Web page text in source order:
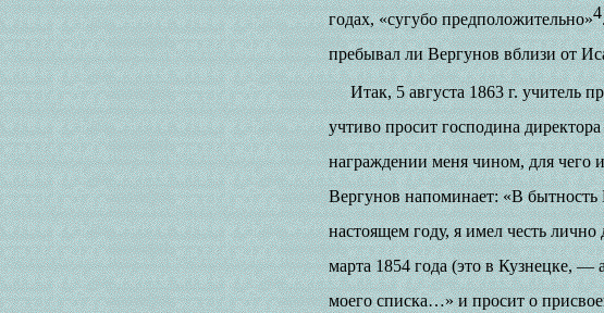
годах, «сугубо предположительно»4
пребывал ли Вергунов вблизи от
Итак, 5 августа 1863 г. учитель
учтиво просит господина
награждении меня чином, для чего
Вергунов напоминает: «В
настоящем году, я имел честь
марта 1854 года (это в Кузнецке, —
моего списка…» и просит о